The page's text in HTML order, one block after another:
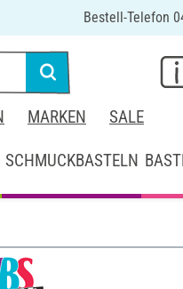
Bestell-Telefon
MARKEN SALE
SCHMUCKBASTELN